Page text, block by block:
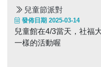
兒童節派對
發佈日期 2025-03-14
兒童館在4/3當天，社福
一樣的活動喔